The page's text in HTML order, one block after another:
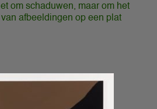
om schaduwen, maar om het
afbeeldingen op een plat